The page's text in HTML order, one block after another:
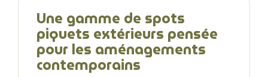
Une gamme de spots
piquets extérieurs pensée
pour les aménagements
contemporains